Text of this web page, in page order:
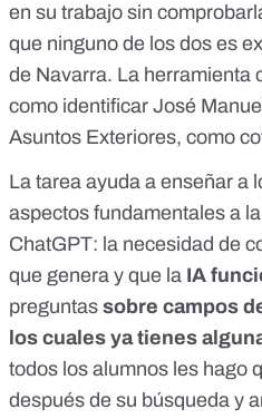
en su trabajo sin
que ninguno de los dos es
de Navarra. La herramienta
como identificar José
Asuntos Exteriores, como
La tarea ayuda a enseñar a
aspectos fundamentales a
ChatGPT: la necesidad de
que genera y que la IA
preguntas sobre campos
los cuales ya tienes
todos los alumnos les hago
después de su búsqueda y